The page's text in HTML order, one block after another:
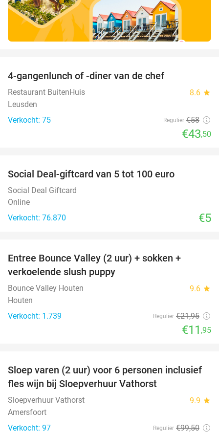
4-gangenlunch of -diner van de chef
Restaurant BuitenHuis 8.6 star
Leusden
Verkocht: 75
Regulier €58
€43,50
Social Deal-giftcard van 5 tot 100 euro
Social Deal Giftcard
Online
Verkocht: 76.870
€5
Entree Bounce Valley (2 uur) + sokken +
verkoelende slush puppy
Bounce Valley Houten 9.6 star
Houten
Verkocht: 1.739
Regulier €21,95
€11 ,95
41%
Sloep varen (2 uur) voor 6 personen inclusief
fles wijn bij Sloepverhuur Vathorst
Sloepverhuur Vathorst 9.9 star
Amersfoort
Verkocht: 97
Regulier €99,50